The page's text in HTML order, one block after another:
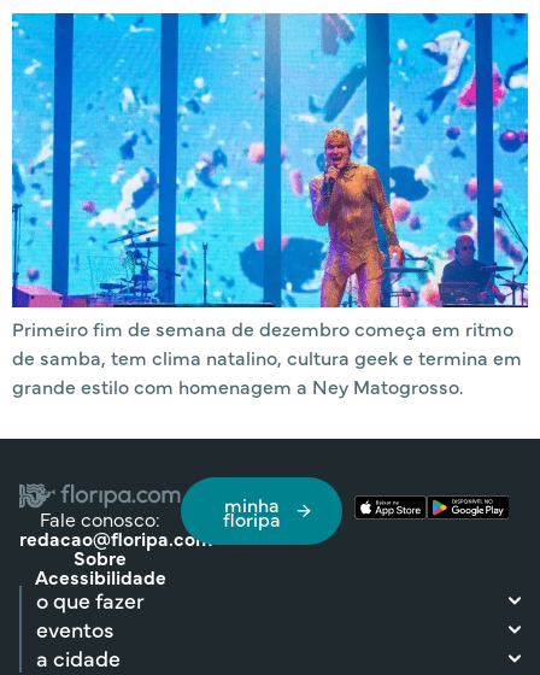
Primeiro fim de semana de dezembro começa em ritmo
de samba, tem clima natalino, cultura geek e termina em
grande estilo com homenagem a Ney Matogrosso.
Fale conosco:
redacao@floripa.com
Sobre
Acessibilidade
minha
floripa
o que fazer
eventos
a cidade